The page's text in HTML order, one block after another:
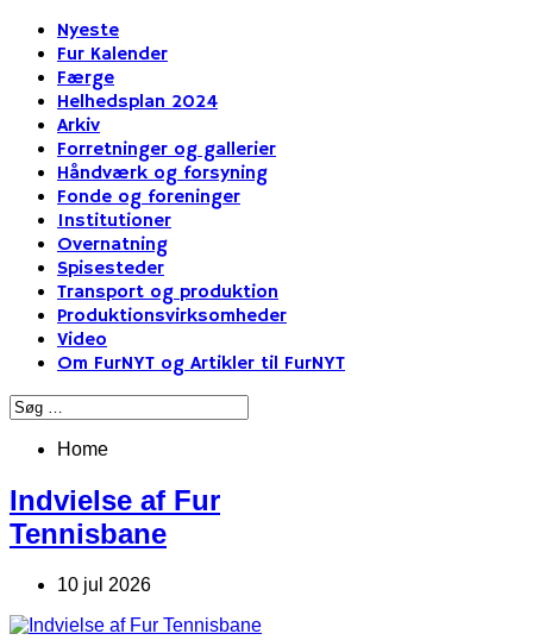
Nyeste
Fur Kalender
Færge
Helhedsplan 2024
Arkiv
Forretninger og gallerier
Håndværk og forsyning
Fonde og foreninger
Institutioner
Overnatning
Spisesteder
Transport og produktion
Produktionsvirksomheder
Video
Om FurNYT og Artikler til FurNYT
Home
Indvielse af Fur
Tennisbane
10 jul 2026